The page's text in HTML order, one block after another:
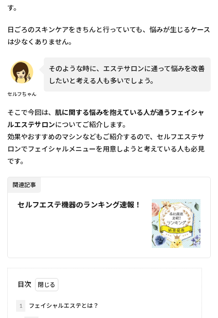
す。
日ごろのスキンケアをきちんと行っていても、悩みが生じるケース
は少なくありません。
セルフちゃん
そのような時に、エステサロンに通って悩みを改善
したいと考える人も多いでしょう。
そこで今回は、 肌に関する悩みを抱えている人が通うフェイシャ
ルエステサロンについてご紹介します。
効果やおすすめのマシンなどもご紹介するので、セルフエステサ
ロンでフェイシャルメニューを用意しようと考えている人も必見
です。
関連記事
セルフエステ機器のランキング速報！
目次
1 フェイシャルエステとは？